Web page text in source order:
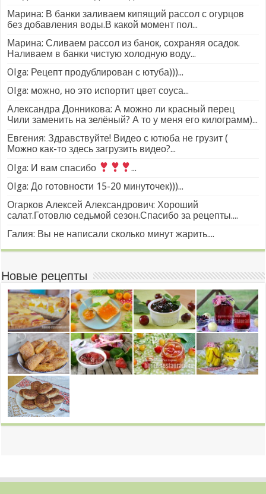
Марина: В банки заливаем кипящий рассол с огурцов
без добавления воды.В какой момент пол...
Марина: Сливаем рассол из банок, сохраняя осадок.
Наливаем в банки чистую холодную воду...
Olga: Рецепт продублирован с ютуба)))...
Olga: можно, но это испортит цвет соуса...
Александра Донникова: А можно ли красный перец
Чили заменить на зелёный? А то у меня его килограмм)...
Евгения: Здравствуйте! Видео с ютюба не грузит (
Можно как-то здесь загрузить видео?...
Olga: И вам спасибо
...
Olga: До готовности 15-20 минуточек)))...
Огарков Алексей Александрович: Хороший
салат.Готовлю седьмой сезон.Спасибо за рецепты....
Галия: Вы не написали сколько минут жарить....
Новые рецепты